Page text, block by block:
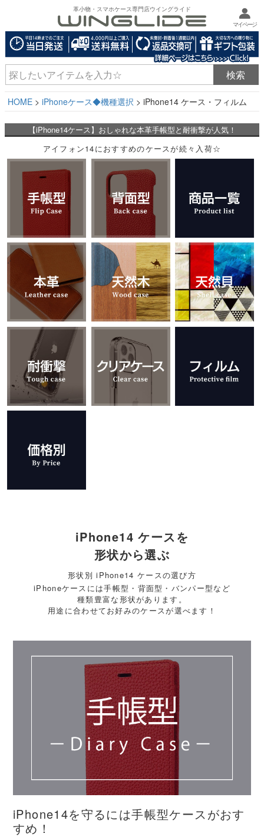
革小物・スマホケース専門店ウイングライド
マイページ
HOME iPhoneケース◆機種選択 iPhone14 ケース・フィルム
【iPhone14ケース】おしゃれな本革手帳型と耐衝撃が人気！
アイフォン14におすすめのケースが続々入荷☆
iPhone14 ケースを
形状から選ぶ
形状別 iPhone14 ケースの選び方
iPhoneケースには手帳型・背面型・バンパー型など
種類豊富な形状があります。
用途に合わせてお好みのケースが選べます！
iPhone14を守るには手帳型ケースがおす
すめ！